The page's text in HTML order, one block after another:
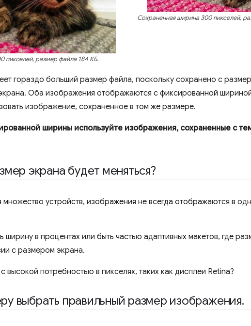
пикселей, размер файла 184 КБ.
Сохраненная ширина 300 пикселей,
гораздо больший размер файла, поскольку сохранено с
Оба изображения отображаются с фиксированной
изображение, сохраненное в том же размере.
ширины используйте изображения, сохраненные с
экрана будет меняться?
множество устройств, изображения не всегда отображаются в
ширину в процентах или быть частью адаптивных макетов, где
с размером экрана.
высокой потребностью в пикселях, таких как дисплеи Retina?
выбрать правильный размер изображения.